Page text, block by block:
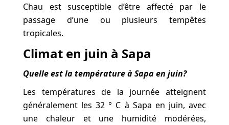
Chau est susceptible d’être affecté par le
passage d’une ou plusieurs tempêtes
tropicales.
Climat en juin à Sapa
Quelle est la température à Sapa en juin?
Les températures de la journée atteignent
généralement les 32 ° C à Sapa en juin, avec
une chaleur et une humidité modérées,